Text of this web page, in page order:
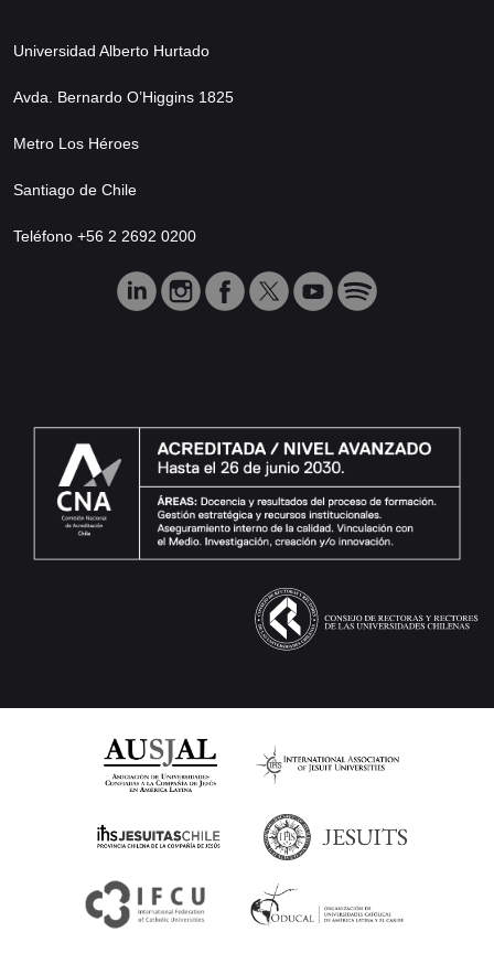
Universidad Alberto Hurtado
Avda. Bernardo O’Higgins 1825
Metro Los Héroes
Santiago de Chile
Teléfono +56 2 2692 0200